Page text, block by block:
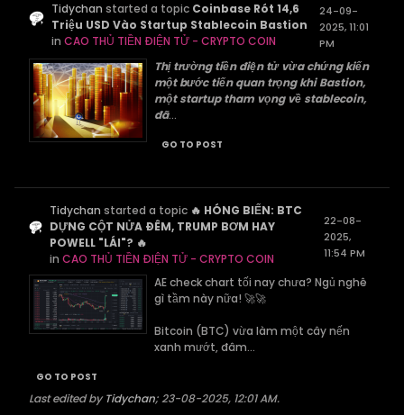
Tidychan started a topic Coinbase Rót 14,6
Triệu USD Vào Startup Stablecoin Bastion
in CAO THỦ TIỀN ĐIỆN TỬ - CRYPTO COIN
24-09-
2025, 11:01
PM
Thị trường tiền điện tử vừa chứng kiến
một bước tiến quan trọng khi Bastion,
một startup tham vọng về stablecoin,
đã...
GO TO POST
Tidychan started a topic 🔥 HÓNG BIẾN: BTC
DỰNG CỘT NỬA ĐÊM, TRUMP BƠM HAY
POWELL "LÁI"? 🔥
inCAO THỦ TIỀN ĐIỆN TỬ - CRYPTO COIN
22-08-
2025,
11:54 PM
AE check chart tối nay chưa? Ngủ nghê
gì tầm này nữa! 🚀🚀
Bitcoin (BTC) vừa làm một cây nến
xanh mướt, đâm...
GO TO POST
Last edited byTidychan;23-08-2025, 12:01 AM.